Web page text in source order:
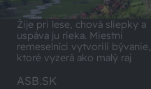
Žije pri lese, chová sliepky a
uspáva ju rieka. Miestni
remeselníci vytvorili bývanie,
ktoré vyzerá ako malý raj
ASB.SK